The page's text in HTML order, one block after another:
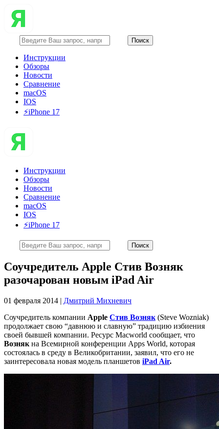
Инструкции
Обзоры
Новости
Сравнение
macOS
IOS
⚡️iPhone 17
Инструкции
Обзоры
Новости
Сравнение
macOS
IOS
⚡️iPhone 17
Соучредитель Apple Стив Возняк
разочарован новым iPad Air
01 февраля 2014 | Дмитрий Михневич
Соучредитель компании Apple Стив Возняк (Steve Wozniak)
продолжает свою “давнюю и славную” традицию избиения
своей бывшей компании. Ресурс Macworld сообщает, что
Возняк на Всемирной конференции Apps World, которая
состоялась в среду в Великобритании, заявил, что его не
заинтересовала новая модель планшетов iPad Air.